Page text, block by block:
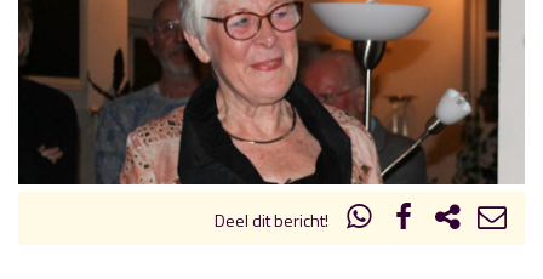
Vorig uur uur 1 van x
Inklappen
Deel dit bericht!